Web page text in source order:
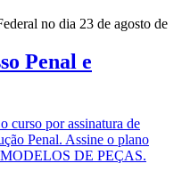
no dia 23 de agosto de
Penal e
curso por assinatura de
Penal. Assine o plano
MODELOS DE PEÇAS.